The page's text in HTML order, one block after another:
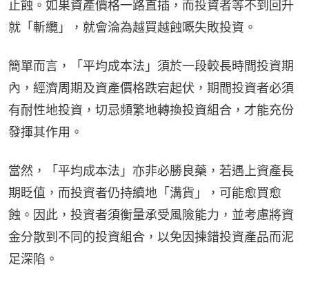
止蝕。如果資產價格一路直插，而投資者等不到回升
就「斬纜」，就會淪為越買越蝕嘅失敗投資。
簡單而言，「平均成本法」須於一段較長時間投資期
內，經濟周期及資產價格跌宕起伏，期間投資者必須
有耐性地投資，切忌頻繁地轉換投資組合，才能充份
發揮其作用。
當然，「平均成本法」亦非必勝良藥，若遇上資產長
期眨值，而投資者仍持續地「溝貨」，可能愈買愈
蝕。因此，投資者須衡量承受風險能力，並考慮將資
金分散到不同的投資組合，以免因揀錯投資產品而泥
足深陷。